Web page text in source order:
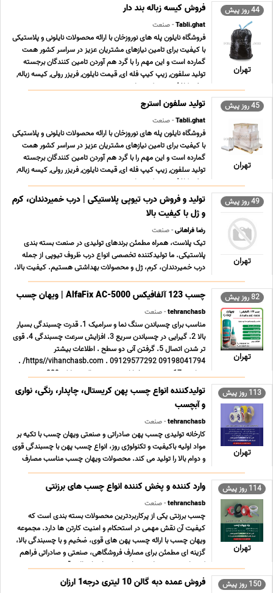
44 روز پیش
تهران
فروش کیسه زباله بند دار
Tabli.ghat- صنعت
فروشگاه نایلون پله های نوروزخان با ارائه محصولات نایلونی و پلاستیکی
با کیفیت برای تامین نیازهای مشتریان عزیز در سراسر کشور همت
گمارده است و این مهم را با گرد هم آوردن تامین کنندگان برجسته
تولید سلفون, زیپ کیپ فله ای, قیمت نایلون, فریزر رولی, کیسه زباله,
سفره کاغذی, زیپ کیپ پلاستی ... ...
45 روز پیش
تهران
تولید سلفون استرچ
Tabli.ghat- صنعت
فروشگاه نایلون پله های نوروزخان با ارائه محصولات نایلونی و پلاستیکی
با کیفیت برای تامین نیازهای مشتریان عزیز در سراسر کشور همت
گمارده است و این مهم را با گرد هم آوردن تامین کنندگان برجسته
تولید سلفون, زیپ کیپ فله ای, قیمت نایلون, فریزر رولی, کیسه زباله,
سفره کاغذی, زیپ کیپ پلاستی ... ...
49 روز پیش
تهران
تولید و فروش درب تیوپی پلاستیکی | درب خمیردندان، کرم
و ژل با کیفیت بالا
رضا فراهانی- صنعت
تیک پلاست، همراه مطمئن برندهای تولیدی در صنعت بسته بندی
پلاستیکی. ما تولیدکننده تخصصی انواع درب ظروف تیوپی از جمله
درب خمیردندان، کرم، ژل و محصولات بهداشتی هستیم. کیفیت بالا،
آب بندی دقیق و طراحی استاندارد، تضمین کننده رضایت مشتریان
شماست. استفاده از مواد اولیه مرغوب و دستگاه های ... ...
82 روز پیش
تهران
چسب 123 آلفافیکس AlfaFix AC-5000 | ویهان چسب
tehranchasb- صنعت
مناسب برای چسباندن سنگ نما و سرامیک 1. قدرت چسبندگی بسیار
بالا 2. گیرایی در چسباندن سریع 3. افزایش سرعت چسبندگی 4. قوی
تر شدن اتصال 5. گرفتن آنی دو سطح . اطلاعات بیشتر
09198041794 09129577292 . https//vihanchasb.com/ .
تهران – 17 شهریور – خیابان سر حد شمالی – پلاک 329 ... ...
113 روز پیش
تهران
تولیدکننده انواع چسب پهن کریستال، چاپدار، رنگی، نواری
و آبچسب
tehranchasb- صنعت
کارخانه تولیدی چسب پهن صادراتی و صنعتی ویهان چسب با تکیه بر
مواد اولیه باکیفیت و تکنولوژی روز، انواع چسب پهن با چسبندگی قوی
و دوام بالا را تولید می کند. محصولات ویهان چسب مناسب مصارف
صنعتی، بسته بندی سنگین و صادرات بوده و از نظر استحکام و
یکنواختی کیفیت، مطابق با استانداردهای باز ... ...
114 روز پیش
تهران
وارد کننده و پخش کننده انواع چسب های برزنتی
tehranchasb- صنعت
چسب برزنتی یکی از پرکاربردترین محصولات بسته بندی است که
کیفیت آن نقش مهمی در استحکام و امنیت کارتن ها دارد. مجموعه
ویهان چسب با ارائه چسب پهن های قوی، ضخیم و با چسبندگی بالا،
گزینه ای مطمئن برای مصارف فروشگاهی، صنعتی و صادراتی فراهم
کرده است. محصولات ویهان چسب با دوام بالا و قیمت ... ...
150 روز پیش فروش عمده دبه گالن 10 لیتری درجه1 ارزان